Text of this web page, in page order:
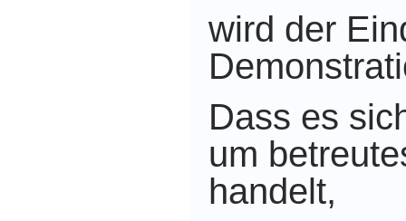
wird der
Dass es
um
handelt,